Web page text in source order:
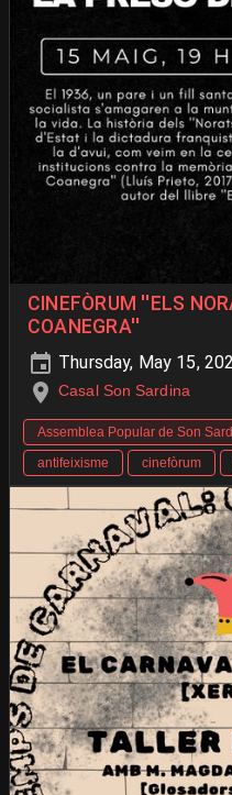
CINEFÒRUM ''ELS
COANEGRA''
Thursday, May 15,
Casal Son Sardina
Assemblea Popular de Son
antifeixisme
cinefòrum